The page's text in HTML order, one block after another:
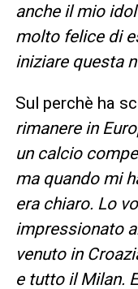
anche il mio
molto felice di
iniziare questa
Sul perchè ha
rimanere in
un calcio
ma quando mi
era chiaro. Lo
impressionato
venuto in
e tutto il Milan.